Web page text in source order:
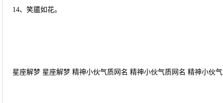
14、笑靥如花。
星座解梦 星座解梦 精神小伙气质网名 精神小伙气质网名 精神小伙